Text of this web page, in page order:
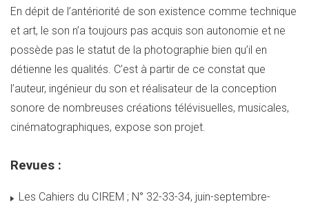
En dépit de l’antériorité de son existence comme technique
et art, le son n’a toujours pas acquis son autonomie et ne
possède pas le statut de la photographie bien qu’il en
détienne les qualités. C’est à partir de ce constat que
l’auteur, ingénieur du son et réalisateur de la conception
sonore de nombreuses créations télévisuelles, musicales,
cinématographiques, expose son projet.
Revues :
Les Cahiers du CIREM ; N° 32-33-34, juin-septembre-